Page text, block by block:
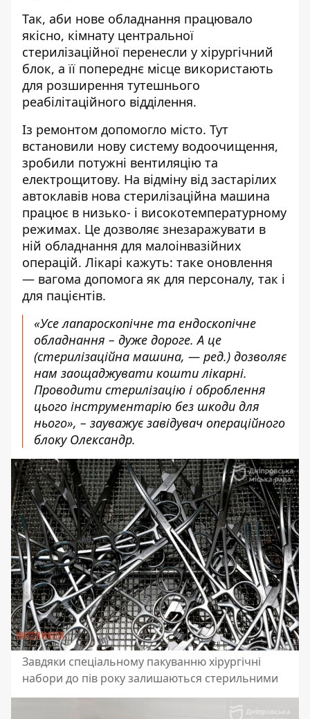
Так, аби нове обладнання працювало
якісно, кімнату центральної
стерилізаційної перенесли у хірургічний
блок, а її попереднє місце використають
для розширення тутешнього
реабілітаційного відділення.
Із ремонтом допомогло місто. Тут
встановили нову систему водоочищення,
зробили потужні вентиляцію та
електрощитову. На відміну від застарілих
автоклавів нова стерилізаційна машина
працює в низько- і високотемпературному
режимах. Це дозволяє знезаражувати в
ній обладнання для малоінвазійних
операцій. Лікарі кажуть: таке оновлення
— вагома допомога як для персоналу, так і
для пацієнтів.
«Усе лапароскопічне та ендоскопічне
обладнання – дуже дороге. А це
(стерилізаційна машина, — ред.) дозволяє
нам заощаджувати кошти лікарні.
Проводити стерилізацію і оброблення
цього інструментарію без шкоди для
нього», – зауважує завідувач операційного
блоку Олександр.
Завдяки спеціальному пакуванню хірургічні
набори до пів року залишаються стерильними